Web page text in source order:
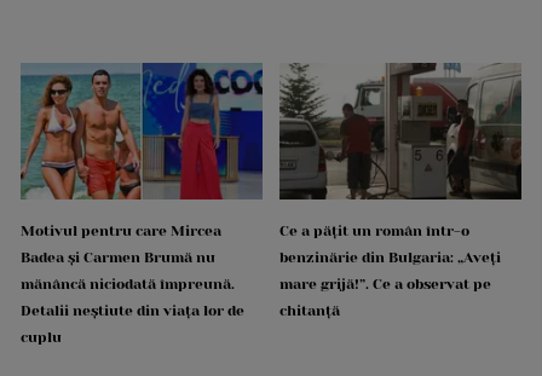
Motivul pentru care Mircea
Badea și Carmen Brumă nu
mănâncă niciodată împreună.
Detalii neștiute din viața lor de
cuplu
Ce a pățit un român într-o
benzinărie din Bulgaria: „Aveți
mare grijă!”. Ce a observat pe
chitanță